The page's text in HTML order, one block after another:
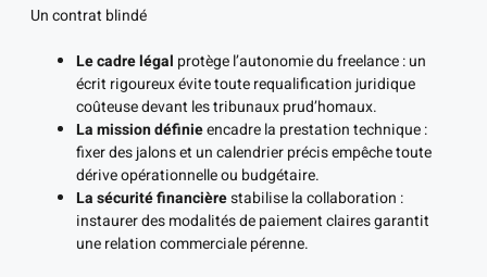
Un contrat blindé
Le cadre légal protège l’autonomie du freelance : un
écrit rigoureux évite toute requalification juridique
coûteuse devant les tribunaux prud’homaux.
La mission définieencadre la prestation technique :
fixer des jalons et un calendrier précis empêche toute
dérive opérationnelle ou budgétaire.
La sécurité financièrestabilise la collaboration :
instaurer des modalités de paiement claires garantit
une relation commerciale pérenne.